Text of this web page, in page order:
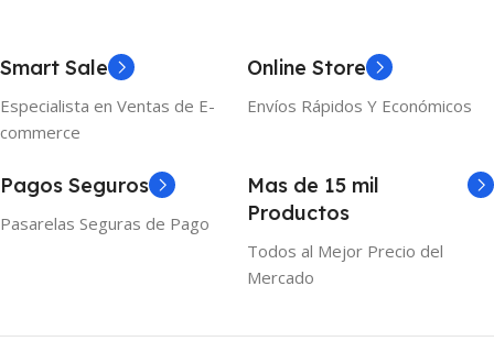
Smart Sale
Especialista en Ventas de E-
commerce
Online Store
Envíos Rápidos Y Económicos
Pagos Seguros
Pasarelas Seguras de Pago
Mas de 15 mil
Productos
Todos al Mejor Precio del
Mercado